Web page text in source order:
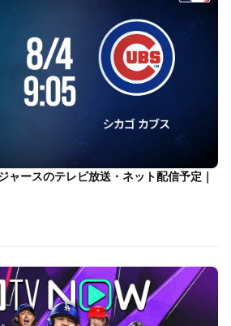
ャースのテレビ放送・ネット配信予定｜